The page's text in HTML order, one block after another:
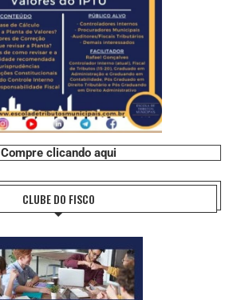
Compre clicando aqui
CLUBE DO FISCO